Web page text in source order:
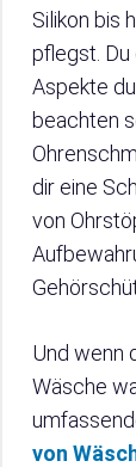
Silikon bis
pflegst.
Aspekte
beachten
dir eine
von
Und wenn
Wäsche
von